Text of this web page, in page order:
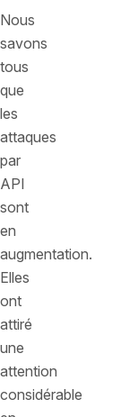
Nous
savons
tous
que
les
attaques
par
API
sont
en
augmentation.
Elles
ont
attiré
une
attention
considérable